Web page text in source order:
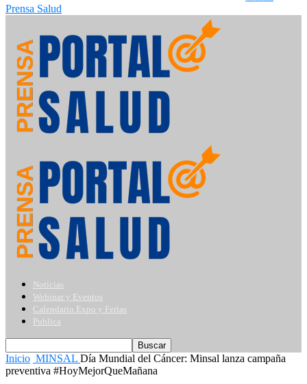
Prensa Salud
Noticias
Webinar y Eventos
Calendario Expo y Ferias
Publica
Inicio MINSAL Día Mundial del Cáncer: Minsal lanza campaña
preventiva #HoyMejorQueMañana